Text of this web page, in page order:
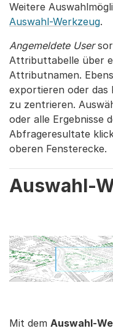
Weitere
Auswahl-Werkzeug.
Angemeldete User
Attributtabelle über
Attributnamen.
exportieren oder
zu zentrieren.
oder alle Ergebnisse
Abfrageresultate
oberen Fensterecke.
Auswahl-
Mit dem Auswahl-